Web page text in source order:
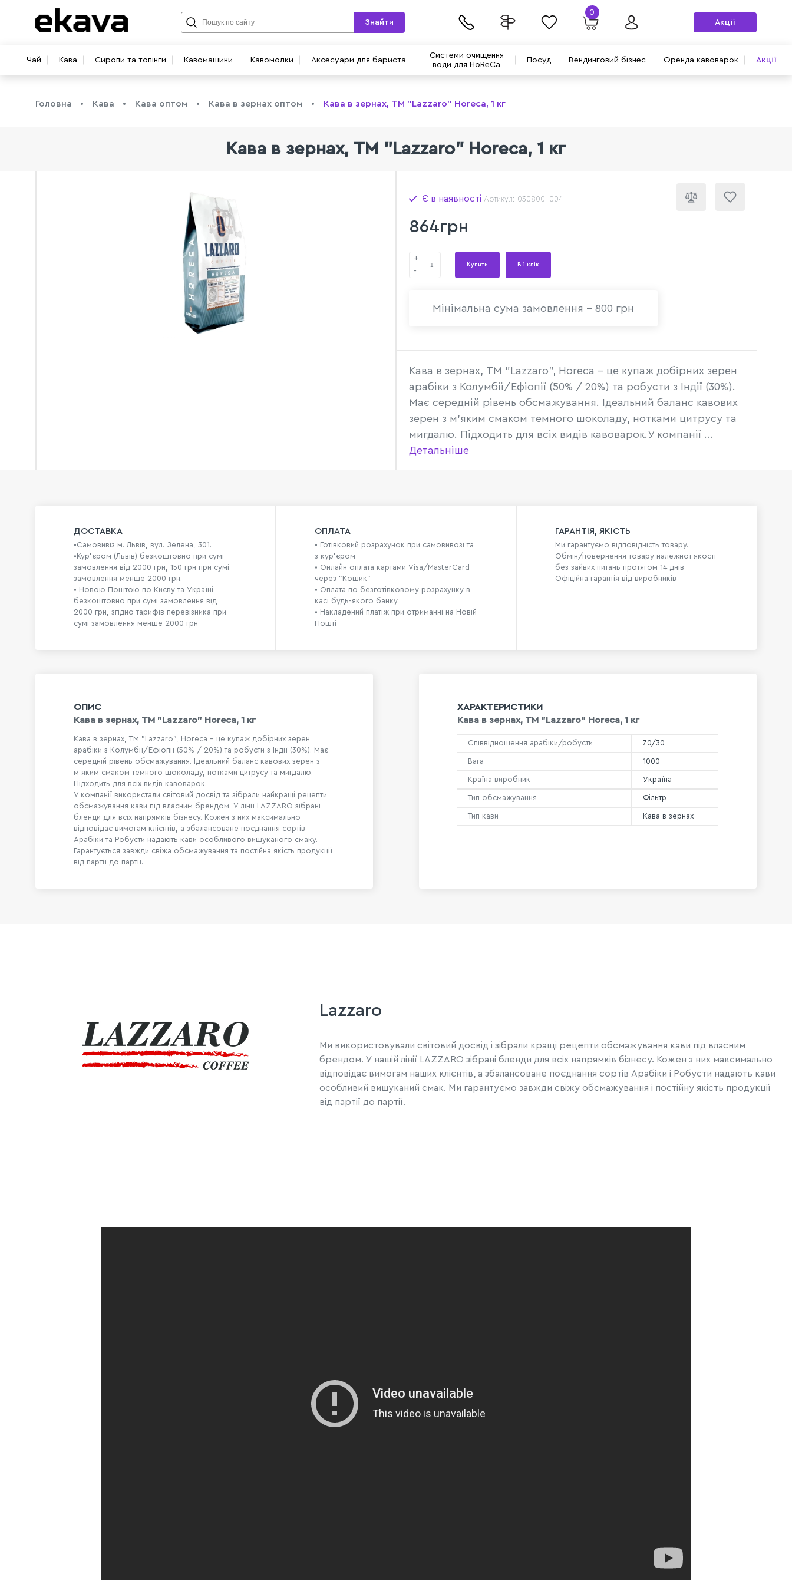
Чай Кава Сиропи та топінги Кавомашини Кавомолки Аксесуари для бариста
Системи очищення
води для HoReCa
Посуд Вендинговий бізнес Оренда кавоварок Акції
Знайти
0
Акції
Головна Кава Кава оптом Кава в зернах оптом Кава в зернах, ТМ "Lazzaro" Horeca, 1 кг
Кава в зернах, ТМ "Lazzaro" Horeca, 1 кг
Є в наявності Артикул: 030800-004
864грн
+
-
Купити В 1 клік
Мінімальна сума замовлення - 800 грн
Кава в зернах, ТМ "Lazzaro", Horeca - це купаж добірних зерен
арабіки з Колумбії/Ефіопії (50% / 20%) та робусти з Індії (30%).
Має середній рівень обсмажування. Ідеальний баланс кавових
зерен з м'яким смаком темного шоколаду, нотками цитрусу та
мигдалю. Підходить для всіх видів кавоварок.У компанії ...
Детальніше
ДОСТАВКА
•Самовивіз м. Львів, вул. Зелена, 301.
•Кур'єром (Львів) безкоштовно при сумі
замовлення від 2000 грн, 150 грн при сумі
замовлення менше 2000 грн.
• Новою Поштою по Києву та Україні
безкоштовно при сумі замовлення від
2000 грн, згідно тарифів перевізника при
сумі замовлення менше 2000 грн
ОПЛАТА
• Готівковий розрахунок при самовивозі та
з кур’єром
• Онлайн оплата картами Visa/MasterCard
через "Кошик"
• Оплата по безготівковому розрахунку в
касі будь-якого банку
• Накладений платіж при отриманні на Новій
Пошті
ГАРАНТІЯ, ЯКІСТЬ
Ми гарантуємо відповідність товару.
Обмін/повернення товару належної якості
без зайвих питань протягом 14 днів
Офіційна гарантія від виробників
ОПИС
Кава в зернах, ТМ "Lazzaro" Horeca, 1 кг
Кава в зернах, ТМ "Lazzaro", Horeca - це купаж добірних зерен
арабіки з Колумбії/Ефіопії (50% / 20%) та робусти з Індії (30%). Має
середній рівень обсмажування. Ідеальний баланс кавових зерен з
м'яким смаком темного шоколаду, нотками цитрусу та мигдалю.
Підходить для всіх видів кавоварок.
У компанії використали світовий досвід та зібрали найкращі рецепти
обсмажування кави під власним брендом. У лінії LAZZARO зібрані
бленди для всіх напрямків бізнесу. Кожен з них максимально
відповідає вимогам клієнтів, а збалансоване поєднання сортів
Арабіки та Робусти надають кави особливого вишуканого смаку.
Гарантується завжди свіжа обсмажування та постійна якість продукції
від партії до партії.
ХАРАКТЕРИСТИКИ
Кава в зернах, ТМ "Lazzaro" Horeca, 1 кг
Співвідношення арабіки/робусти 70/30
Вага 1000
Країна виробник Україна
Тип обсмажування Фільтр
Тип кави Кава в зернах
Lazzaro
Ми використовували світовий досвід і зібрали кращі рецепти обсмажування кави під власним
брендом. У нашій лінії LAZZARO зібрані бленди для всіх напрямків бізнесу. Кожен з них максимально
відповідає вимогам наших клієнтів, а збалансоване поєднання сортів Арабіки і Робусти надають кави
особливий вишуканий смак. Ми гарантуємо завжди свіжу обсмажування і постійну якість продукції
від партії до партії.